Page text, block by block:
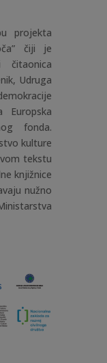
projekta
čiji je
čitaonica
Udruga
Europska
fonda.
kulture
tekstu
knjižnice
nužno